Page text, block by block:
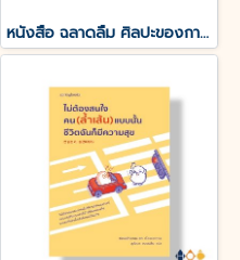
หนังสือ ฉลาดลืม ศิลปะของการปล่อยวางเรื่องรกใจและสิ่งใดๆที่รกสมอง